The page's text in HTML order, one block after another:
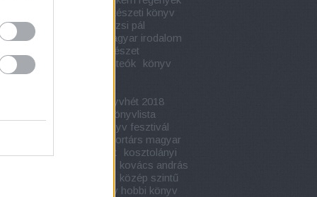
kertészeti könyv
kinizsi pál
károly
klasszikus magyar irodalom
költészet
kondor vilmos konteók
könyv
könyvhét 2018
könyvlista
könyv fesztivál
kortárs magyar
kossuth könyvesbolt
kosztolányi
kovács andrás
közép szintű
kreatív hobbi könyv